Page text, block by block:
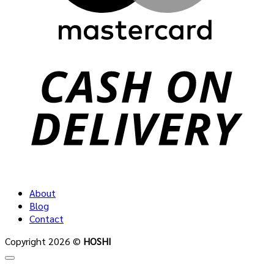
About
Blog
Contact
Copyright 2026 © HOSHI